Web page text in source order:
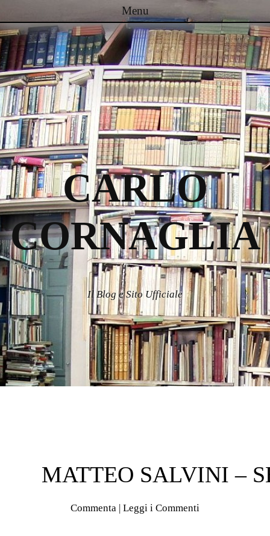
CARLO
CORNAGLIA
Il Blog e Sito Ufficiale
Menu
Passa al contenuto
MATTEO SALVINI –
Commenta | Leggi i Commenti